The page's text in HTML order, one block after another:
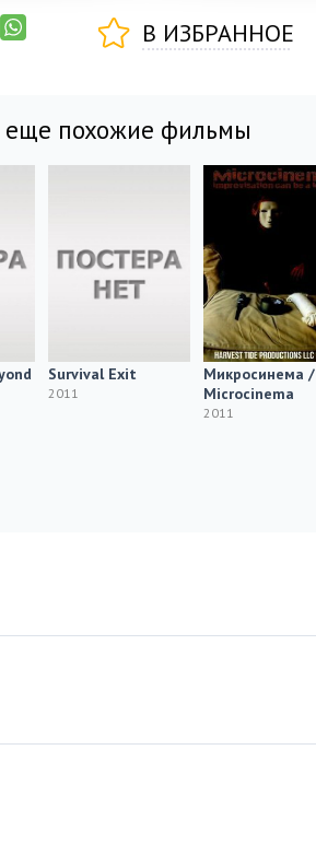
В ИЗБРАННОЕ
еще похожие фильмы
Survival Exit
2011
Микросинема /
Microcinema
2011